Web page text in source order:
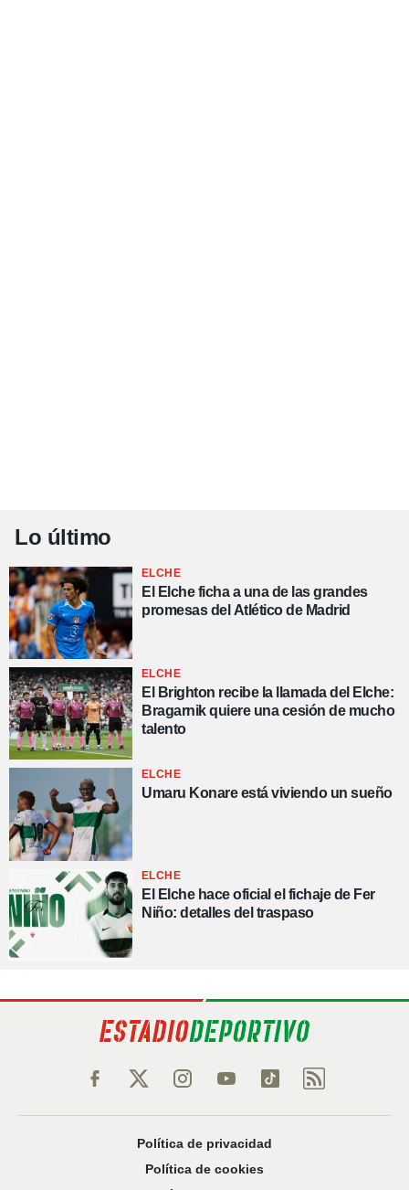
Lo último
ELCHE
El Elche ficha a una de las grandes
promesas del Atlético de Madrid
ELCHE
El Brighton recibe la llamada del Elche:
Bragarnik quiere una cesión de mucho
talento
ELCHE
Umaru Konare está viviendo un sueño
ELCHE
El Elche hace oficial el fichaje de Fer
Niño: detalles del traspaso
Política de privacidad
Política de cookies